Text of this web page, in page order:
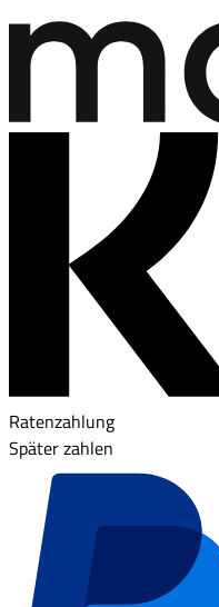
Ratenzahlung
Später zahlen